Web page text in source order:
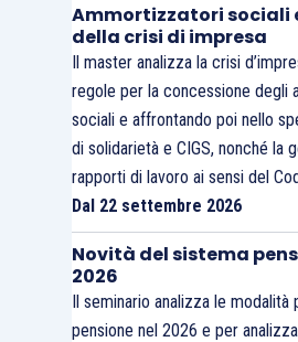
Ammortizzatori sociali
della crisi di impresa
Il master analizza la crisi
regole per la concessione degli
sociali e affrontando poi nello
di solidarietà e CIGS, nonché la
rapporti di lavoro ai sensi del
Dal 22 settembre 2026
Novità del sistema
2026
Il seminario analizza le modalità
pensione nel 2026 e per